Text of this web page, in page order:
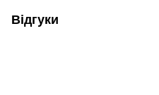
Відгуки